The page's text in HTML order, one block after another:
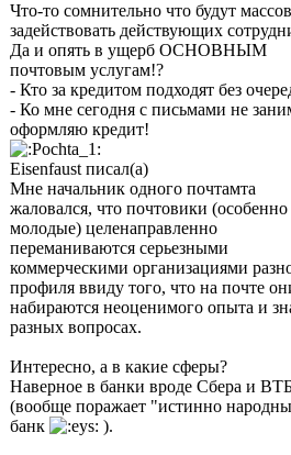
Что-то сомнительно что будут
задействовать действующих
Да и опять в ущерб ОСНОВНЫМ
почтовым услугам!?
- Кто за кредитом подходят без
- Ко мне сегодня с письмами не
оформляю кредит!
Eisenfaust писал(а)
Мне начальник одного почтамта
жаловался, что почтовики (особенно
молодые) целенаправленно
переманиваются серьезными
коммерческими организациями
профиля ввиду того, что на почте
набираются неоценимого опыта и
разных вопросах.
Интересно, а в какие сферы?
Наверное в банки вроде Сбера и
(вообще поражает "истинно
банк
).